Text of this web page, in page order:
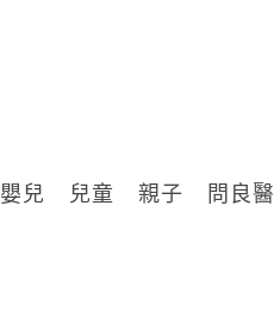
嬰兒 兒童 親子 問良醫